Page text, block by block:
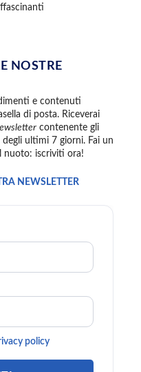
NOSTRE
e contenuti
di posta. Riceverai
contenente gli
ultimi 7 giorni. Fai un
nuoto: iscriviti ora!
NEWSLETTER
policy